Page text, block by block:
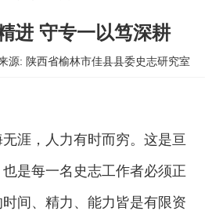
进 守专一以笃深耕
源: 陕西省榆林市佳县县委史志研究室
涯，人力有时而穷。这是亘
是每一名史志工作者必须正
间、精力、能力皆是有限资